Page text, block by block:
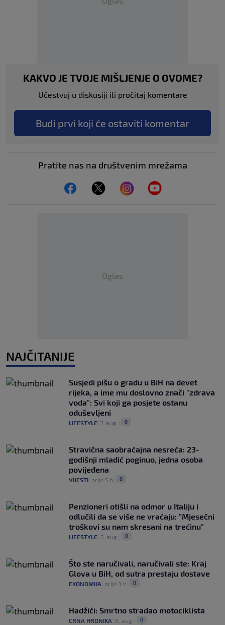
KAKVO JE TVOJE MIŠLJENJE O OVOME?
Učestvuj u diskusiji ili pročitaj komentare
Budi prvi koji će ostaviti komentar
Pratite nas na društvenim mrežama
Oglas
NAJČITANIJE
Susjedi pišu o gradu u BiH na devet
rijeka, a ime mu doslovno znači "zdrava
voda": Svi koji ga posjete ostanu
oduševljeni
LIFESTYLE 7. aug. 0
Stravična saobraćajna nesreća: 23-
godišnji mladić poginuo, jedna osoba
povijeđena
VIJESTI prije 5 h 0
Penzioneri otišli na odmor u Italiju i
odlučili da se više ne vraćaju: "Mjesečni
troškovi su nam skresani na trećinu"
LIFESTYLE 5. aug. 0
Što ste naručivali, naručivali ste: Kraj
Glova u BiH, od sutra prestaju dostave
EKONOMIJA prije 3 h 0
Hadžići: Smrtno stradao motociklista
CRNA HRONIKA 8. aug. 0